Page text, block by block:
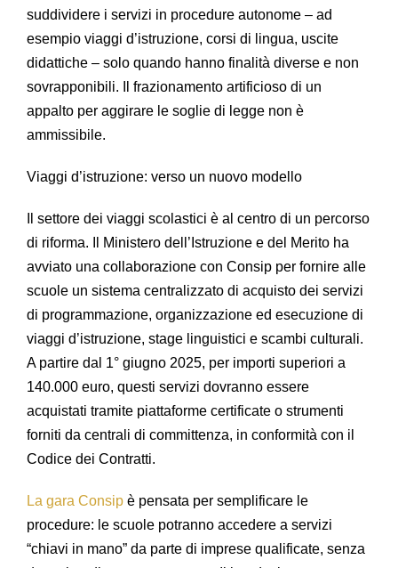
suddividere i servizi in procedure autonome – ad
esempio viaggi d’istruzione, corsi di lingua, uscite
didattiche – solo quando hanno finalità diverse e non
sovrapponibili. Il frazionamento artificioso di un
appalto per aggirare le soglie di legge non è
ammissibile.
Viaggi d’istruzione: verso un nuovo modello
Il settore dei viaggi scolastici è al centro di un percorso
di riforma. Il Ministero dell’Istruzione e del Merito ha
avviato una collaborazione con Consip per fornire alle
scuole un sistema centralizzato di acquisto dei servizi
di programmazione, organizzazione ed esecuzione di
viaggi d’istruzione, stage linguistici e scambi culturali.
A partire dal 1° giugno 2025, per importi superiori a
140.000 euro, questi servizi dovranno essere
acquistati tramite piattaforme certificate o strumenti
forniti da centrali di committenza, in conformità con il
Codice dei Contratti.
La gara Consipè pensata per semplificare le
procedure: le scuole potranno accedere a servizi
“chiavi in mano” da parte di imprese qualificate, senza